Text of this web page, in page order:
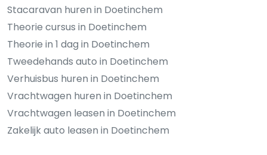
Stacaravan huren in Doetinchem
Theorie cursus in Doetinchem
Theorie in 1 dag in Doetinchem
Tweedehands auto in Doetinchem
Verhuisbus huren in Doetinchem
Vrachtwagen huren in Doetinchem
Vrachtwagen leasen in Doetinchem
Zakelijk auto leasen in Doetinchem